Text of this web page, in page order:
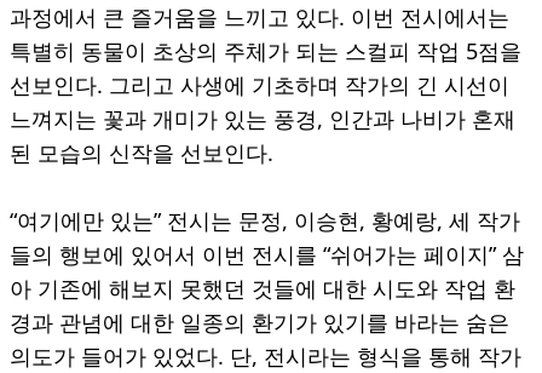
과정에서 큰 즐거움을 느끼고 있다. 이번 전시에서는
특별히 동물이 초상의 주체가 되는 스컬피 작업 5점을
선보인다. 그리고 사생에 기초하며 작가의 긴 시선이
느껴지는 꽃과 개미가 있는 풍경, 인간과 나비가 혼재
된 모습의 신작을 선보인다.
“여기에만 있는” 전시는 문정, 이승현, 황예랑, 세 작가
들의 행보에 있어서 이번 전시를 “쉬어가는 페이지” 삼
아 기존에 해보지 못했던 것들에 대한 시도와 작업 환
경과 관념에 대한 일종의 환기가 있기를 바라는 숨은
의도가 들어가 있었다. 단, 전시라는 형식을 통해 작가